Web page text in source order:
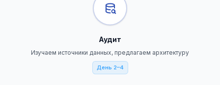
Аудит
Изучаем источники данных, предлагаем архитектуру
День 2–4